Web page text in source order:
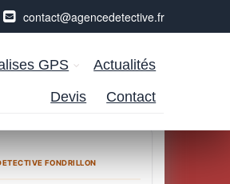
contact@agencedetective.fr
GPS
Actualités
Devis
Contact
FONDRILLON